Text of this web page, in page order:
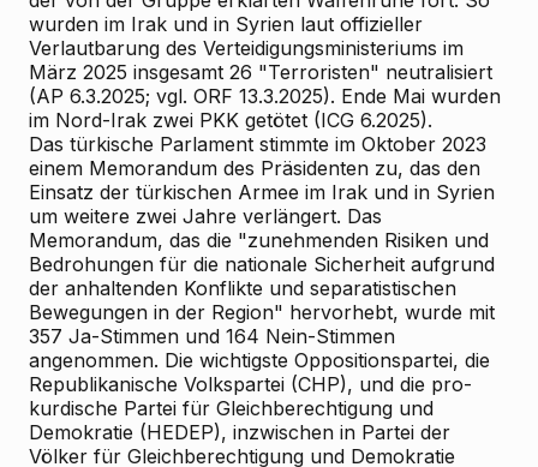
wurden im Irak und in Syrien laut offizieller
Verlautbarung des Verteidigungsministeriums im
März 2025 insgesamt 26 "Terroristen" neutralisiert
(AP 6.3.2025; vgl. ORF 13.3.2025). Ende Mai wurden
im Nord-Irak zwei PKK getötet (ICG 6.2025).
Das türkische Parlament stimmte im Oktober 2023
einem Memorandum des Präsidenten zu, das den
Einsatz der türkischen Armee im Irak und in Syrien
um weitere zwei Jahre verlängert. Das
Memorandum, das die "zunehmenden Risiken und
Bedrohungen für die nationale Sicherheit aufgrund
der anhaltenden Konflikte und separatistischen
Bewegungen in der Region" hervorhebt, wurde mit
357 Ja-Stimmen und 164 Nein-Stimmen
angenommen. Die wichtigste Oppositionspartei, die
Republikanische Volkspartei (CHP), und die pro-
kurdische Partei für Gleichberechtigung und
Demokratie (HEDEP), inzwischen in Partei der
Völker für Gleichberechtigung und Demokratie